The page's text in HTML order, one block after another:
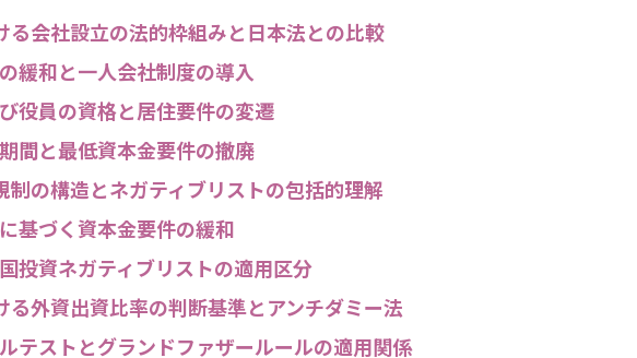
る会社設立の法的枠組みと日本法との比較
緩和と一人会社制度の導入
役員の資格と居住要件の変遷
間と最低資本金要件の撤廃
制の構造とネガティブリストの包括的理解
基づく資本金要件の緩和
投資ネガティブリストの適用区分
る外資出資比率の判断基準とアンチダミー法
テストとグランドファザールールの適用関係